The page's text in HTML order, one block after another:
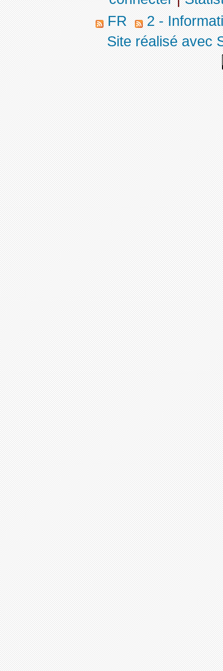
FR
2 -
Site réalisé avec